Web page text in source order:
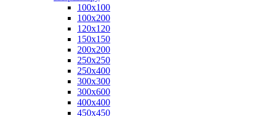
100х100
100х200
120х120
150х150
200х200
250х250
250х400
300х300
300х600
400х400
450х450